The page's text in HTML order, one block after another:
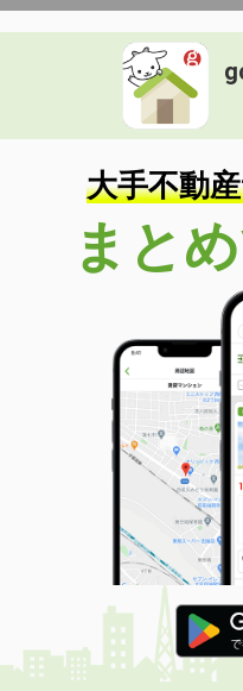
大手不動
まと